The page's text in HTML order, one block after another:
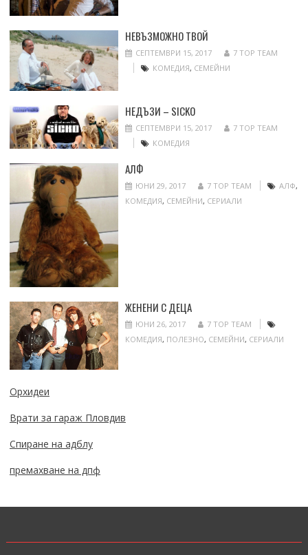
НЕВЪЗМОЖНО ТВОЙ
СЕПТЕМВРИ 15, 2017
7 TOP TEAM
КОМЕДИЯ, СЕМЕЙНИ
НЕДЪЗИ – SICKO
СЕПТЕМВРИ 15, 2017
7 TOP TEAM
КОМЕДИЯ
АЛФ
ЮНИ 29, 2017 7 TOP TEAM АЛФ,
КОМЕДИЯ, СЕМЕЙНИ, СЕРИАЛИ
ЖЕНЕНИ С ДЕЦА
ЮНИ 26, 2017
7 TOP TEAM
КОМЕДИЯ, ПОЛЕЗНО, СЕМЕЙНИ, СЕРИАЛИ
Орхидеи
Врати за гараж Пловдив
Спиране на адблу
премахване на дпф